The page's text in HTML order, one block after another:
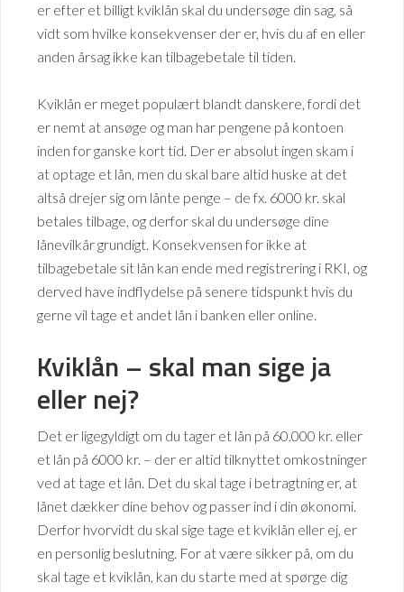
er efter et billigt kviklån skal du undersøge din sag, så
vidt som hvilke konsekvenser der er, hvis du af en eller
anden årsag ikke kan tilbagebetale til tiden.
Kviklån er meget populært blandt danskere, fordi det
er nemt at ansøge og man har pengene på kontoen
inden for ganske kort tid. Der er absolut ingen skam i
at optage et lån, men du skal bare altid huske at det
altså drejer sig om lånte penge – de fx. 6000 kr. skal
betales tilbage, og derfor skal du undersøge dine
lånevilkår grundigt. Konsekvensen for ikke at
tilbagebetale sit lån kan ende med registrering i RKI, og
derved have indflydelse på senere tidspunkt hvis du
gerne vil tage et andet lån i banken eller online.
Kviklån – skal man sige ja
eller nej?
Det er ligegyldigt om du tager et lån på 60.000 kr. eller
et lån på 6000 kr. – der er altid tilknyttet omkostninger
ved at tage et lån. Det du skal tage i betragtning er, at
lånet dækker dine behov og passer ind i din økonomi.
Derfor hvorvidt du skal sige tage et kviklån eller ej, er
en personlig beslutning. For at være sikker på, om du
skal tage et kviklån, kan du starte med at spørge dig